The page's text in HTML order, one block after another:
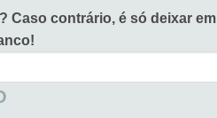
Caso contrário, é só deixar em